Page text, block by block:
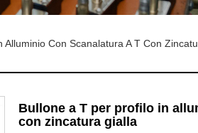
Alluminio Con Scanalatura A T Con
Bullone a T per profilo in
con zincatura gialla